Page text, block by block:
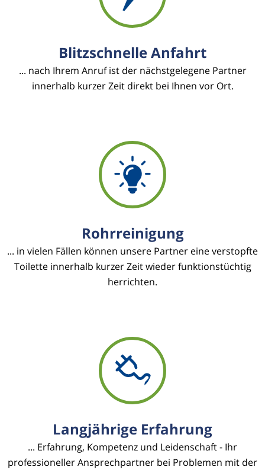
Blitzschnelle Anfahrt
... nach Ihrem Anruf ist der nächstgelegene Partner
innerhalb kurzer Zeit direkt bei Ihnen vor Ort.
Rohrreinigung
... in vielen Fällen können unsere Partner eine verstopfte
Toilette innerhalb kurzer Zeit wieder funktionstüchtig
herrichten.
Langjährige Erfahrung
... Erfahrung, Kompetenz und Leidenschaft - Ihr
professioneller Ansprechpartner bei Problemen mit der